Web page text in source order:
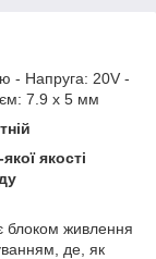
- Напруга: 20V -
7.9 x 5 мм
якості
блоком живлення
де, як